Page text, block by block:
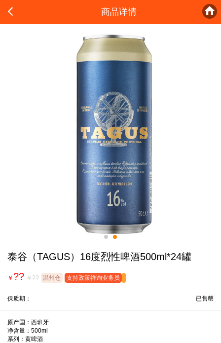
 商品详情 
泰谷（TAGUS）16度烈性啤酒500ml*24罐
￥ ?? ￥?? 温州仓 支持政策祥询业务员
保质期： 已售罄
原产国：西班牙
净含量：500ml
系列：黄啤酒